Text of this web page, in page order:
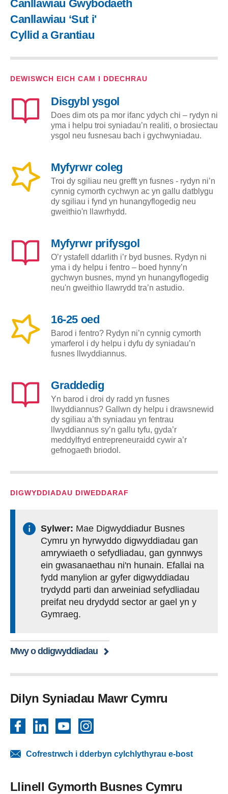
Canllawiau Gwybodaeth
Canllawiau ‘Sut i'
Cyllid a Grantiau
DEWISWCH EICH CAM I DDECHRAU
Disgybl ysgol
Does dim ots pa mor ifanc ydych chi – rydyn ni
yma i helpu troi syniadau’n realiti, o brosiectau
ysgol neu fusnesau bach i gychwyniadau.
Myfyrwr coleg
Troi dy sgiliau neu grefft yn fusnes - rydyn ni’n
cynnig cymorth cychwyn ac yn gallu datblygu
dy sgiliau i fynd yn hunangyflogedig neu
gweithio'n llawrhydd.
Myfyrwr prifysgol
O’r ystafell ddarlith i’r byd busnes. Rydyn ni
yma i dy helpu i fentro – boed hynny’n
gychwyn busnes, mynd yn hunangyflogedig
neu'n gweithio llawrydd tra’n astudio.
16-25 oed
Barod i fentro? Rydyn ni’n cynnig cymorth
ymarferol i dy helpu i dyfu dy syniadau’n
fusnes llwyddiannus.
Graddedig
Yn barod i droi dy radd yn fusnes
llwyddiannus? Gallwn dy helpu i drawsnewid
dy sgiliau a’th syniadau yn fentrau
llwyddiannus sy’n gallu tyfu, gyda’r
meddylfryd entrepreneuraidd cywir a’r
gefnogaeth briodol.
DIGWYDDIADAU DIWEDDARAF
Sylwer: Mae Digwyddiadur Busnes
Cymru yn hyrwyddo digwyddiadau gan
amrywiaeth o sefydliadau, gan gynnwys
ein gwasanaethau ni'n hunain. Efallai na
fydd manylion ar gyfer digwyddiadau
trydydd parti dan arweiniad sefydliadau
preifat neu drydydd sector ar gael yn y
Gymraeg.
Mwy o ddigwyddiadau
Dilyn Syniadau Mawr Cymru
FacebookLinkedInYouTube
Cofrestrwch i dderbyn cylchlythyrau e-bost
Llinell Gymorth Busnes Cymru